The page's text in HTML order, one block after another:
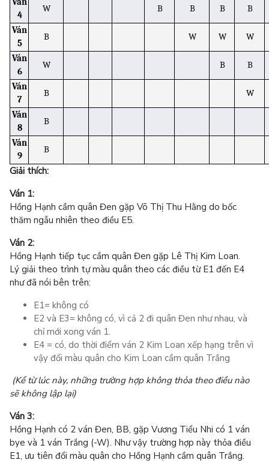
Ván
4
W B B B B
Ván
5
B W W W
Ván
6
W B B
Ván
7
B W
Ván
8
B
Ván
9
B
Giải thích:
Ván 1:
Hồng Hạnh cầm quân Đen gặp Võ Thị Thu Hằng do bốc
thăm ngẫu nhiên theo điều E5.
Ván 2:
Hồng Hạnh tiếp tục cầm quân Đen gặp Lê Thị Kim Loan.
Lý giải theo trình tự màu quân theo các điều từ E1 đến E4
như đã nói bên trên:
E1= không có
E2 và E3= không có, vì cả 2 đi quân Đen như nhau, và
chỉ mới xong ván 1.
E4 = có, do thời điểm ván 2 Kim Loan xếp hạng trên vì
vậy đổi màu quân cho Kim Loan cầm quân Trắng
(Kể từ lúc này, những trường hợp không thỏa theo điều nào
sẽ không lập lại)
Ván 3:
Hồng Hạnh có 2 ván Đen, BB, gặp Vương Tiểu Nhi có 1 ván
bye và 1 ván Trắng (-W). Như vậy trường hợp này thỏa điều
E1, ưu tiên đổi màu quân cho Hồng Hạnh cầm quân Trắng.